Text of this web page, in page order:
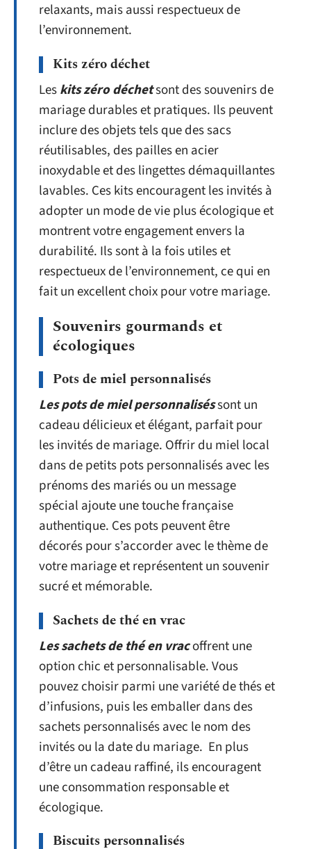
relaxants, mais aussi respectueux de
l’environnement.
Kits zéro déchet
Leskits zéro déchetsont des souvenirs de
mariage durables et pratiques. Ils peuvent
inclure des objets tels que des sacs
réutilisables, des pailles en acier
inoxydable et des lingettes démaquillantes
lavables. Ces kits encouragent les invités à
adopter un mode de vie plus écologique et
montrent votre engagement envers la
durabilité. Ils sont à la fois utiles et
respectueux de l’environnement, ce qui en
fait un excellent choix pour votre mariage.
Souvenirs gourmands et
écologiques
Pots de miel personnalisés
Les pots de miel personnaliséssont un
cadeau délicieux et élégant, parfait pour
les invités de mariage. Offrir du miel local
dans de petits pots personnalisés avec les
prénoms des mariés ou un message
spécial ajoute une touche française
authentique. Ces pots peuvent être
décorés pour s’accorder avec le thème de
votre mariage et représentent un souvenir
sucré et mémorable.
Sachets de thé en vrac
Les sachets de thé en vracoffrent une
option chic et personnalisable. Vous
pouvez choisir parmi une variété de thés et
d’infusions, puis les emballer dans des
sachets personnalisés avec le nom des
invités ou la date du mariage. En plus
d’être un cadeau raffiné, ils encouragent
une consommation responsable et
écologique.
Biscuits personnalisés